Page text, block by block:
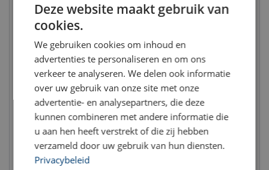
Crosby IP platenklem IP10H
|Verticaal
WLL: 0.5 - 6 ton
Crosby IP platenklem IPU10
(J) |Verticaal
WLL: 0.5 - 30 ton
ENGLISH TRANSLATION
Deze website maakt gebruik van
cookies.
We gebruiken cookies om inhoud en
advertenties te personaliseren en om ons
verkeer te analyseren. We delen ook informatie
over uw gebruik van onze site met onze
advertentie- en analysepartners, die deze
kunnen combineren met andere informatie die
u aan hen heeft verstrekt of die zij hebben
verzameld door uw gebruik van hun diensten.
Privacybeleid